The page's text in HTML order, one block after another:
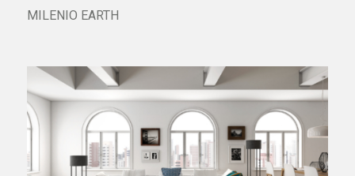
MILENIO EARTH